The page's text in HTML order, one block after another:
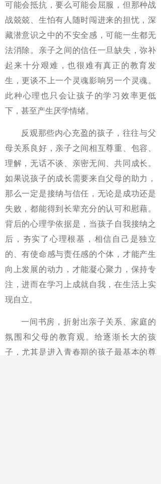
可能会抵抗，要么可能会屈服，但那种战
战兢兢、生怕有人随时闯进来的担忧，深
藏潜意识之中的不安全感，可能一生都无
法消除。亲子之间的信任一旦缺失，弥补
起来十分艰难，也很难有真正的教育发
生，更谈不上一个灵魂影响另一个灵魂。
此种心理也只会让孩子的学习效率更低
下，甚至产生厌学情绪。
反观那些内心充盈的孩子，往往与父
母关系良好，亲子之间相互尊重、包容、
理解，无话不谈、亲密无间、共同成长。
如果说孩子的成长需要来自父母的助力，
那么一定是接纳与信任，无论是成功还是
失败，都能得到长辈充分的认可和慰藉。
背后的心理学依据是，当孩子自我接纳之
后，夯实了心理根基，相信自己是独立
的、有使命感与责任感的个体，才能产生
向上发展的动力，才能凝心聚力，保持专
注，进而在学习上成就自我，在生活上实
现自立。
一间书房，折射出亲子关系、家庭的
氛围和父母的教育观。给逐渐长大的孩
子，尤其是进入青春期的孩子最基本的尊